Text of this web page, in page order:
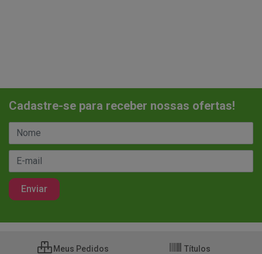
Cadastre-se para receber nossas ofertas!
Meus Pedidos Títulos